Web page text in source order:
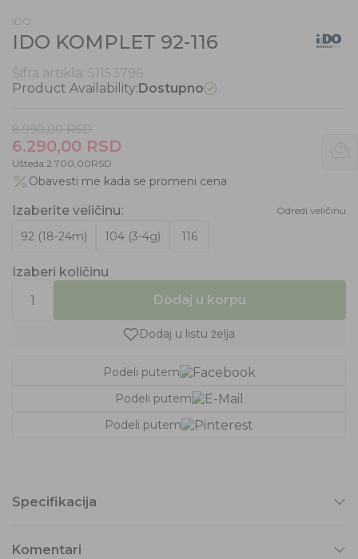
iDO
IDO KOMPLET 92-116
Šifra artikla: 51153796
Product Availability:Dostupno
8.990,00 RSD
6.290,00 RSD
Ušteda:2.700,00RSD
Obavesti me kada se promeni cena
Izaberite veličinu: Odredi veličinu
92 (18-24m) 104 (3-4g) 116
Izaberi količinu
Dodaj u korpu
Dodaj u listu želja
Podeli putem
Podeli putem
Podeli putem
Specifikacija
Komentari